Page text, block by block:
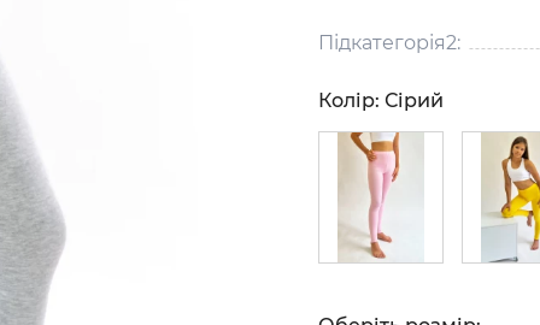
Підкатегорія2:
Колір: Сірий